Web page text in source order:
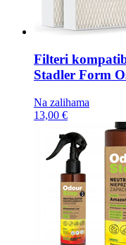
Filteri
Stadler Form
Na zalihama
13,00 €